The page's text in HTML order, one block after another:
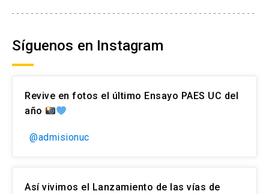
Síguenos en Instagram
Revive en fotos el último Ensayo PAES UC del
año
@admisionuc
Así vivimos el Lanzamiento de las vías de